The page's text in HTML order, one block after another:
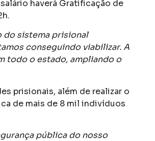
haverá Gratificação de
do sistema prisional
conseguindo viabilizar. A
todo o estado, ampliando o
prisionais, além de realizar o
de mais de 8 mil indivíduos
pública do nosso